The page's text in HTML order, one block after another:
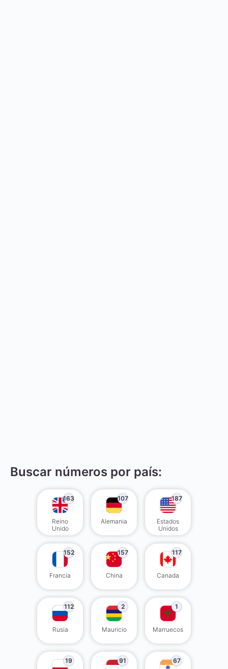
Buscar números por país:
163
Reino
Unido
107
Alemania
187
Estados
Unidos
152
Francia
157
China
117
Canada
112
Rusia
2
Mauricio
1
Marruecos
19 91 67